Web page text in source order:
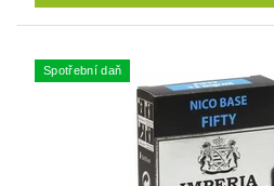
Spotřební daň